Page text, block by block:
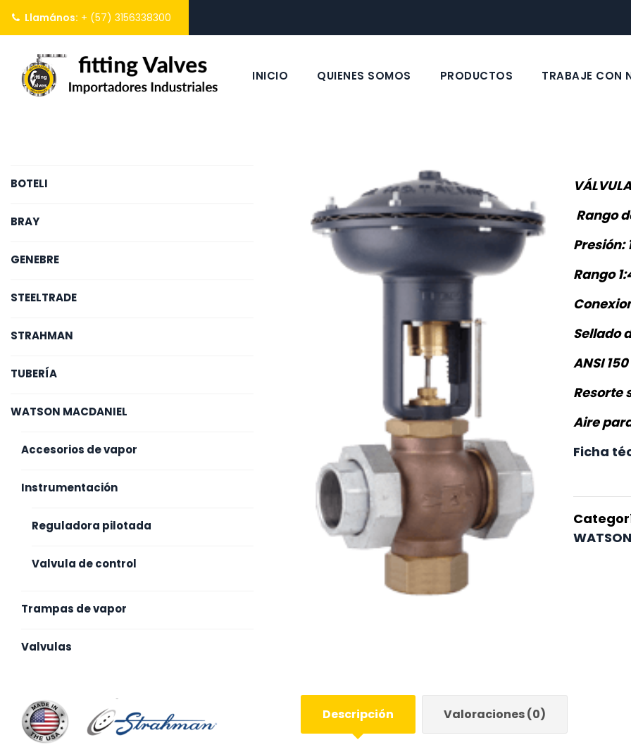
Llamános: + (57) 3156338300
INICIO QUIENES SOMOS PRODUCTOS TRABAJE CON
Rango
Presión:
Rango
Sellado
ANSI
Resorte
Aire
Ficha
Descripción Valoraciones (0)
BOTELI
BRAY
GENEBRE
STEELTRADE
STRAHMAN
TUBERÍA
WATSON MACDANIEL
Accesorios de vapor
Instrumentación
Reguladora pilotada
Valvula de control
Trampas de vapor
Valvulas